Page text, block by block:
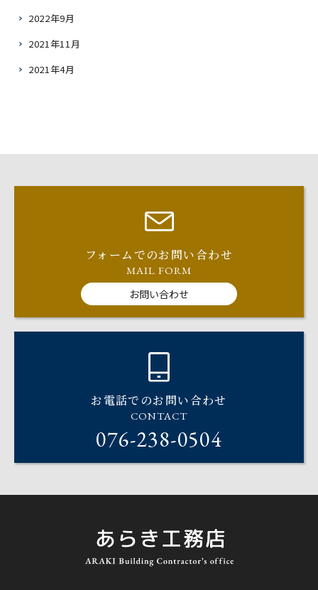
2022年9月
2021年11月
2021年4月
フォームでのお問い合わせ
MAIL FORM
お問い合わせ
お電話でのお問い合わせ
CONTACT
076-238-0504